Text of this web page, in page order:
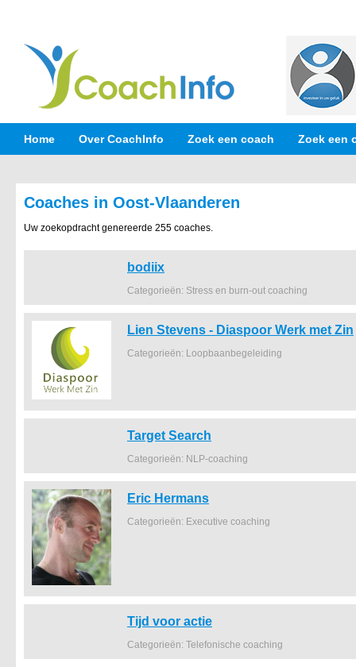
Home Over CoachInfo Zoek een coach Zoek een
Coaches in Oost-Vlaanderen
Uw zoekopdracht genereerde 255 coaches.
bodiix
Categorieën: Stress en burn-out coaching
Lien Stevens - Diaspoor Werk met Zin
Categorieën: Loopbaanbegeleiding
Target Search
Categorieën: NLP-coaching
Eric Hermans
Categorieën: Executive coaching
Tijd voor actie
Categorieën: Telefonische coaching